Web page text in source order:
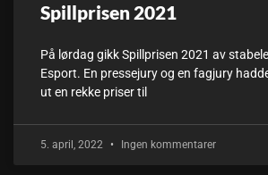
Spillprisen 2021
På lørdag gikk Spillprisen 2021 av
Esport. En pressejury og en fagjury
ut en rekke priser til
5. april, 2022 Ingen kommentarer